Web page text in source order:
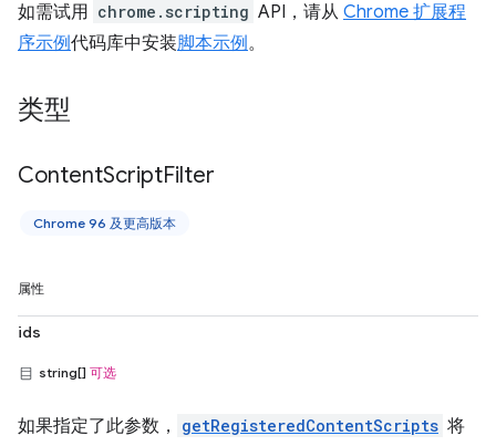
如需试用 chrome.scripting API，请从 Chrome 扩展程
序示例代码库中安装脚本示例。
类型
ContentScriptFilter
Chrome 96 及更高版本
属性
ids
string[] 可选
如果指定了此参数， getRegisteredContentScripts 将